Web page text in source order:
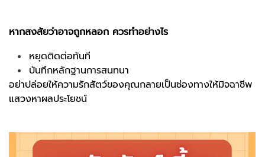
หากสงสัยว่าอาจถูกหลอก ควรทำอย่างไร
หยุดติดต่อทันที
บันทึกหลักฐานการสนทนา
อย่าปล่อยให้ความรักสัตว์ของคุณกลายเป็นช่องทางให้มิจฉาชีพ
แสวงหาผลประโยชน์